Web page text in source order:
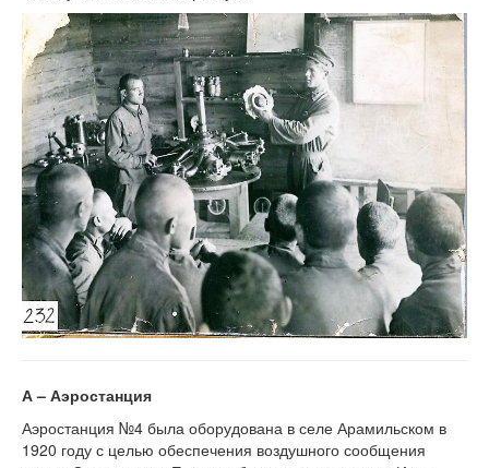
А – Аэростанция
Аэростанция №4 была оборудована в селе Арамильском в
1920 году с целью обеспечения воздушного сообщения